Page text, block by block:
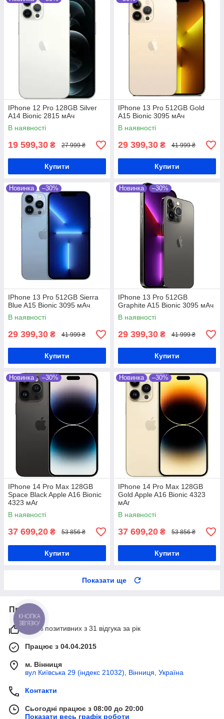
IPhone 12 Pro 128GB Silver
A14 Bionic 2815 мАч
В наявності
19 599,30 ₴ 27 999 ₴
Купити
IPhone 13 Pro 512GB Gold
A15 Bionic 3095 мАч
В наявності
29 399,30 ₴ 41 999 ₴
Купити
Новинка –30%
IPhone 13 Pro 512GB Sierra
Blue A15 Bionic 3095 мАч
В наявності
29 399,30 ₴ 41 999 ₴
Купити
Новинка –30%
IPhone 13 Pro 512GB
Graphite A15 Bionic 3095 мАч
В наявності
29 399,30 ₴ 41 999 ₴
Купити
Новинка –30%
IPhone 14 Pro Max 128GB
Space Black Apple A16 Bionic
4323 мАг
В наявності
37 699,20 ₴ 53 856 ₴
Купити
Новинка –30%
IPhone 14 Pro Max 128GB
Gold Apple A16 Bionic 4323
мАг
В наявності
37 699,20 ₴ 53 856 ₴
Купити
Показати ще
Про нас
100% позитивних з 31 відгука за рік
Працює з 04.04.2015
м. Вінниця
вул Київська 29 (індекс 21032), Вінниця, Україна
Контакти
Сьогодні працює з 08:00 до 20:00
Показати весь графік роботи
КНОПКА
ЗВ'ЯЗКУ